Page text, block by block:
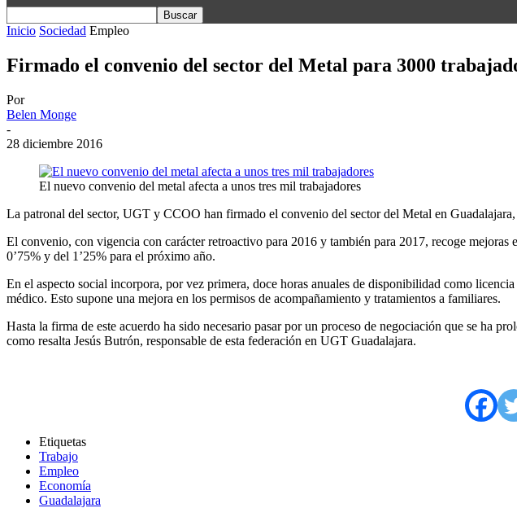
Inicio Sociedad Empleo
Firmado el convenio del sector del Metal para 3000
Por
Belen Monge
-
28 diciembre 2016
El nuevo convenio del metal afecta a unos tres mil trabajadores
La patronal del sector, UGT y CCOO han firmado el convenio del sector del Metal en
El convenio, con vigencia con carácter retroactivo para 2016 y también para 2017, recoge
0’75% y del 1’25% para el próximo año.
En el aspecto social incorpora, por vez primera, doce horas anuales de disponibilidad como
médico. Esto supone una mejora en los permisos de acompañamiento y tratamientos a familiares.
Hasta la firma de este acuerdo ha sido necesario pasar por un proceso de negociación que se ha
como resalta Jesús Butrón, responsable de esta federación en UGT Guadalajara.
Etiquetas
Trabajo
Empleo
Economía
Guadalajara